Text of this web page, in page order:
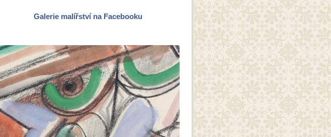
Galerie malířství na Facebooku